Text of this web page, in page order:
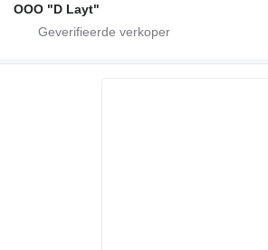
OOO "D Layt"